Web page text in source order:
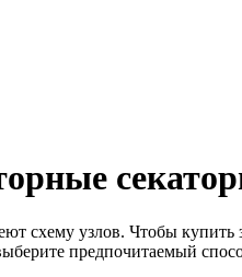
схему узлов. Чтобы купить
предпочитаемый